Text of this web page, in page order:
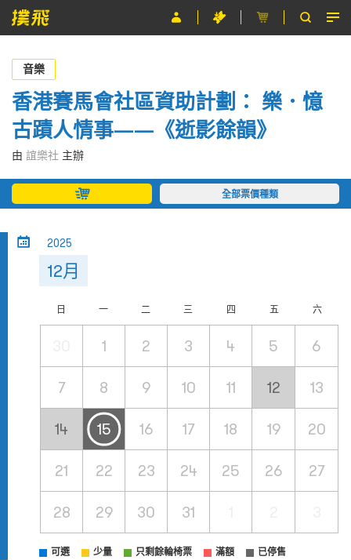
節目
主辦單位
關於撲飛
條款及細則
EN
音樂
香港賽馬會社區資助計劃： 樂．憶
古蹟人情事——《逝影餘韻》
由 誼樂社 主辦
全部票價種類
2025
12月
日 一 二 三 四 五 六
1 2 3 4 5 6
7 8 9 10 11 12 13
14 15 16 17 18 19 20
21 22 23 24 25 26 27
28 29 30 31
可選 少量 只剩餘輪椅票 滿額 已停售